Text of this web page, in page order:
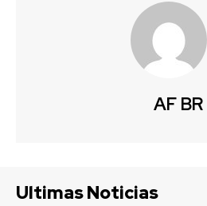
AF BR
Ultimas Noticias